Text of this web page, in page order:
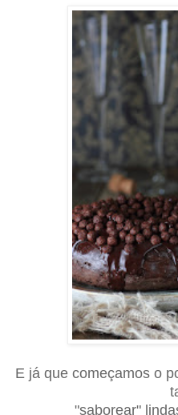
E já que começamos o
"saborear"